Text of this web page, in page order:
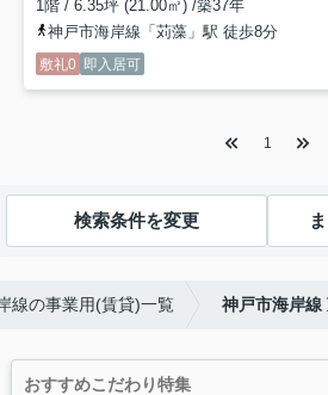
1階 / 6.35坪 (21.00㎡) /築37年
神戸市海岸線「苅藻」駅 徒歩8分
敷礼0 即入居可
1
検索条件を変更
線の事業用(賃貸)一覧 神戸市海岸線
おすすめこだわり特集